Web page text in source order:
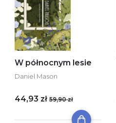
W północnym lesie
Daniel Mason
44,93 zł 59,90 zł